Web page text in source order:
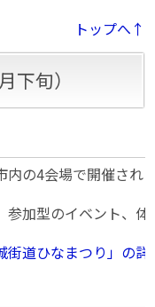
トップへ↑
下旬）
内の4会場で開催され
参加型のイベント、
街道ひなまつり」の